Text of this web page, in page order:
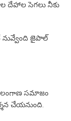
దేహాల సెగలు నీకు
నువ్వేంది జైపాల్
సమాజం
చేయనుంది.